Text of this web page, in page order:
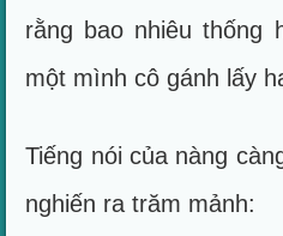
rằng bao nhiêu thống
một mình cô gánh lấy
Tiếng nói của nàng
nghiến ra trăm mảnh: